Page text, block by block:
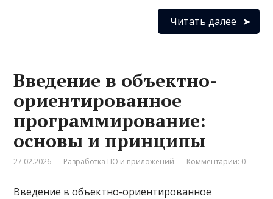
Читать далее
Введение в объектно-
ориентированное
программирование:
основы и принципы
27.02.2026 Разработка ПО и приложений Комментарии: 0
Введение в объектно-ориентированное